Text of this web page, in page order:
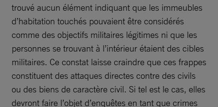
trouvé aucun élément indiquant que les immeubles
d’habitation touchés pouvaient être considérés
comme des objectifs militaires légitimes ni que les
personnes se trouvant à l’intérieur étaient des cibles
militaires. Ce constat laisse craindre que ces frappes
constituent des attaques directes contre des civils
ou des biens de caractère civil. Si tel est le cas, elles
devront faire l’objet d’enquêtes en tant que crimes